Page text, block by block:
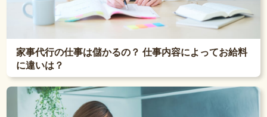
家事代行の仕事は儲かるの？ 仕事内容によってお給料
に違いは？